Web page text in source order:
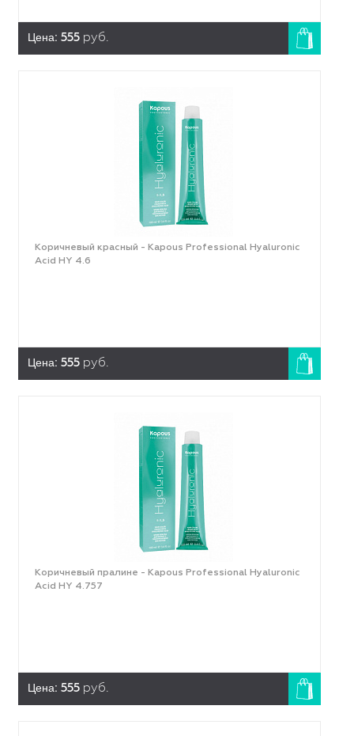
Цена: 555 руб.
Коричневый красный - Kapous Professional Hyaluronic
Acid HY 4.6
Цена: 555 руб.
Коричневый пралине - Kapous Professional Hyaluronic
Acid HY 4.757
Цена: 555 руб.